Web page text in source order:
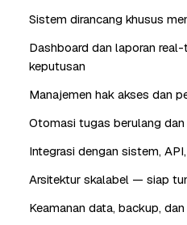
Sistem dirancang khusus
Dashboard dan laporan
keputusan
Manajemen hak akses dan
Otomasi tugas berulang
Integrasi dengan sistem,
Arsitektur skalabel — siap
Keamanan data, backup,